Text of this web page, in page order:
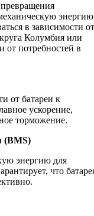
в зависимости от
Колумбия или
от потребностей в
от батареи к
ускорение,
торможение.
(BMS)
энергию для
что